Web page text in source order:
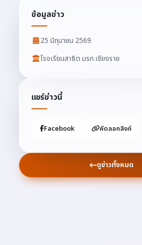
ข้อมูลข่าว
25 มิถุนายน 2569
โรงเรียนสาธิต มรภ.เชียงราย
แชร์ข่าวนี้
Facebook คัดลอกลิงก์
ดูข่าวทั้งหมด